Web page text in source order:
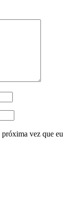
próxima vez que eu